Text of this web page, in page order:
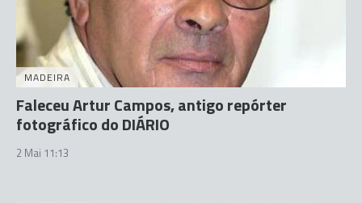
MADEIRA
Faleceu Artur Campos, antigo repórter
fotográfico do DIÁRIO
2 Mai 11:13